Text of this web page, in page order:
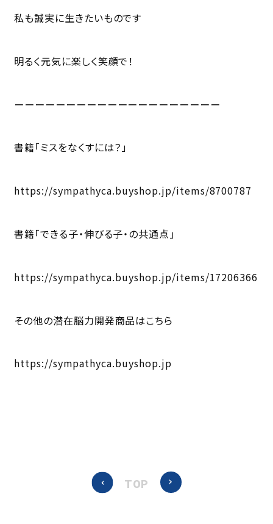
私も誠実に生きたいものです
明るく元気に楽しく笑顔で！
ーーーーーーーーーーーーーーーーーーーー
書籍「ミスをなくすには？」
https://sympathyca.buyshop.jp/items/8700787
書籍「できる子・伸びる子・の共通点」
https://sympathyca.buyshop.jp/items/17206366
その他の潜在脳力開発商品はこちら
https://sympathyca.buyshop.jp
TOP